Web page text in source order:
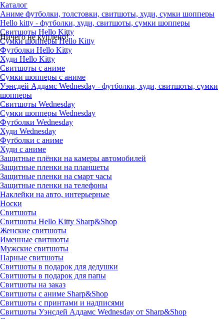
Ничего не куплено!
Каталог
Аниме футболки, толстовки, свитшоты, худи, сумки шопперы
Hello kitty - футболки, худи, свитшоты, сумки шопперы
Свитшоты Hello Kitty
Сумки шопперы Hello Kitty
Футболки Hello Kitty
Худи Hello Kitty
Свитшоты с аниме
Сумки шопперы с аниме
Уэнсдей Аддамс Wednesday - футболки, худи, свитшоты, сумки
шопперы
Свитшоты Wednesday
Сумки шопперы Wednesday
Футболки Wednesday
Худи Wednesday
Футболки с аниме
Худи с аниме
Защитные плёнки на камеры автомобилей
Защитные пленки на планшеты
Защитные пленки на смарт часы
Защитные пленки на телефоны
Наклейки на авто, интерьерные
Носки
Свитшоты
Cвитшоты Hello Kitty Sharp&Shop
Женские свитшоты
Именные свитшоты
Мужские свитшоты
Парные свитшоты
Свитшоты в подарок для дедушки
Свитшоты в подарок для папы
Свитшоты на заказ
Свитшоты с аниме Sharp&Shop
Свитшоты с принтами и надписями
Свитшоты Уэнсдей Аддамс Wednesday от Sharp&Shop